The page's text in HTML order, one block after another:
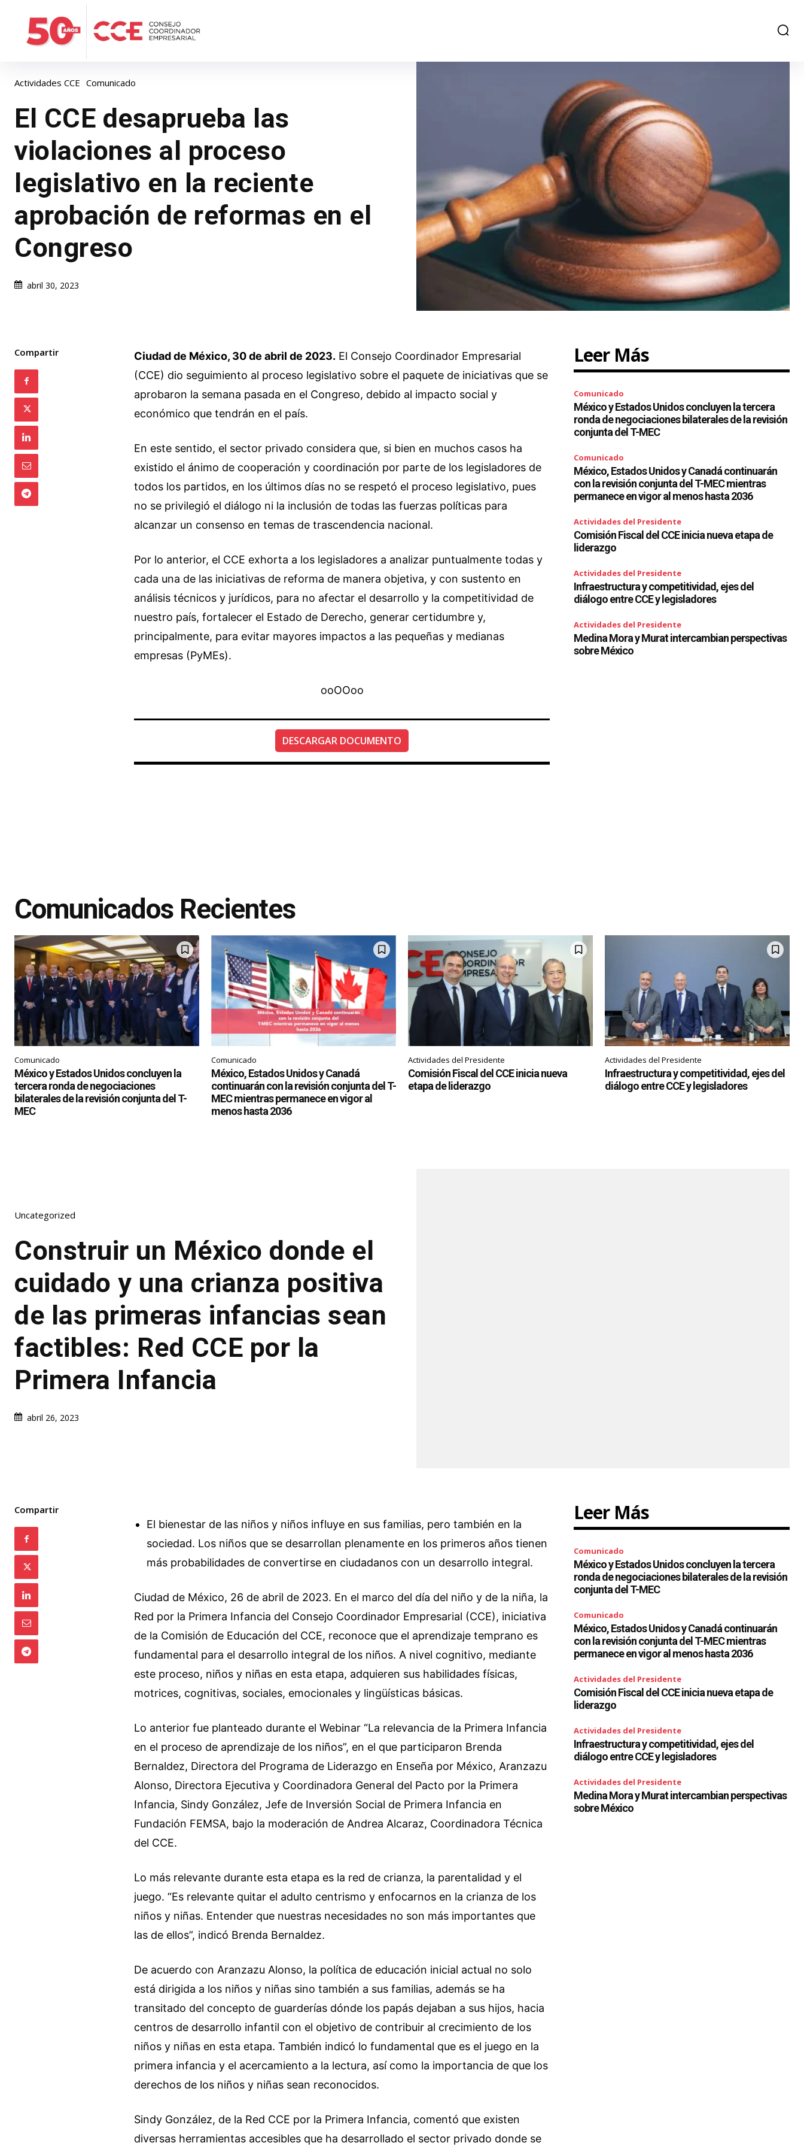
Actividades CCE Comunicado
El CCE desaprueba las
violaciones al proceso
legislativo en la reciente
aprobación de reformas en el
Congreso
abril 30, 2023
Compartir Ciudad de México, 30 de abril de 2023. El Consejo Coordinador Empresarial
(CCE) dio seguimiento al proceso legislativo sobre el paquete de iniciativas que se
aprobaron la semana pasada en el Congreso, debido al impacto social y
económico que tendrán en el país.
En este sentido, el sector privado considera que, si bien en muchos casos ha
existido el ánimo de cooperación y coordinación por parte de los legisladores de
todos los partidos, en los últimos días no se respetó el proceso legislativo, pues
no se privilegió el diálogo ni la inclusión de todas las fuerzas políticas para
alcanzar un consenso en temas de trascendencia nacional.
Por lo anterior, el CCE exhorta a los legisladores a analizar puntualmente todas y
cada una de las iniciativas de reforma de manera objetiva, y con sustento en
análisis técnicos y jurídicos, para no afectar el desarrollo y la competitividad de
nuestro país, fortalecer el Estado de Derecho, generar certidumbre y,
principalmente, para evitar mayores impactos a las pequeñas y medianas
empresas (PyMEs).
ooOOoo
DESCARGAR DOCUMENTO
Leer Más
Comunicado
México y Estados Unidos concluyen la tercera
ronda de negociaciones bilaterales de la revisión
conjunta del T-MEC
Comunicado
México, Estados Unidos y Canadá continuarán
con la revisión conjunta del T-MEC mientras
permanece en vigor al menos hasta 2036
Actividades del Presidente
Comisión Fiscal del CCE inicia nueva etapa de
liderazgo
Actividades del Presidente
Infraestructura y competitividad, ejes del
diálogo entre CCE y legisladores
Actividades del Presidente
Medina Mora y Murat intercambian perspectivas
sobre México
Comunicados Recientes
Comunicado
México y Estados Unidos concluyen la
tercera ronda de negociaciones
bilaterales de la revisión conjunta del T-
MEC
Comunicado
México, Estados Unidos y Canadá
continuarán con la revisión conjunta del T-
MEC mientras permanece en vigor al
menos hasta 2036
Actividades del Presidente
Comisión Fiscal del CCE inicia nueva
etapa de liderazgo
Actividades del Presidente
Infraestructura y competitividad, ejes del
diálogo entre CCE y legisladores